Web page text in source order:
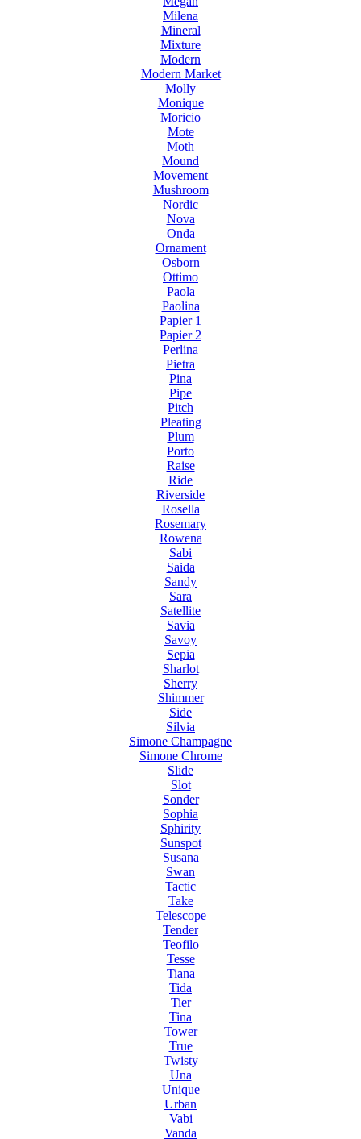
Milena
Mineral
Mixture
Modern
Modern Market
Molly
Monique
Moricio
Mote
Moth
Mound
Movement
Mushroom
Nordic
Nova
Onda
Ornament
Osborn
Ottimo
Paola
Paolina
Papier 1
Papier 2
Perlina
Pietra
Pina
Pipe
Pitch
Pleating
Plum
Porto
Raise
Ride
Riverside
Rosella
Rosemary
Rowena
Sabi
Saida
Sandy
Sara
Satellite
Savia
Savoy
Sepia
Sharlot
Sherry
Shimmer
Side
Silvia
Simone Champagne
Simone Chrome
Slide
Slot
Sonder
Sophia
Sphirity
Sunspot
Susana
Swan
Tactic
Take
Telescope
Tender
Teofilo
Tesse
Tiana
Tida
Tier
Tina
Tower
True
Twisty
Una
Unique
Urban
Vabi
Vanda